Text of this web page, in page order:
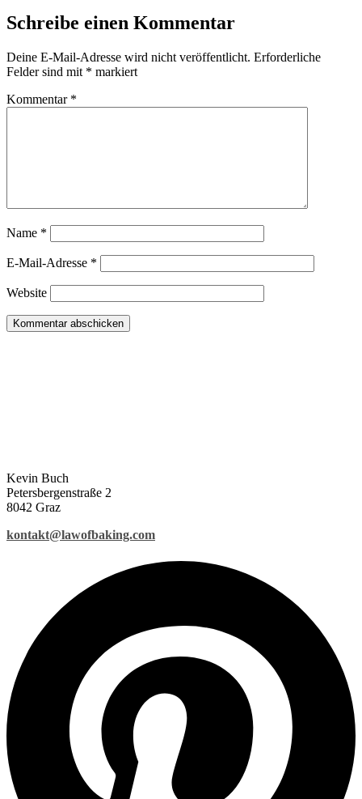
Schreibe einen Kommentar
Deine E-Mail-Adresse wird nicht veröffentlicht. Erforderliche
Felder sind mit * markiert
Kommentar *
Name *
E-Mail-Adresse *
Website
Kevin Buch
Petersbergenstraße 2
8042 Graz
kontakt@lawofbaking.com